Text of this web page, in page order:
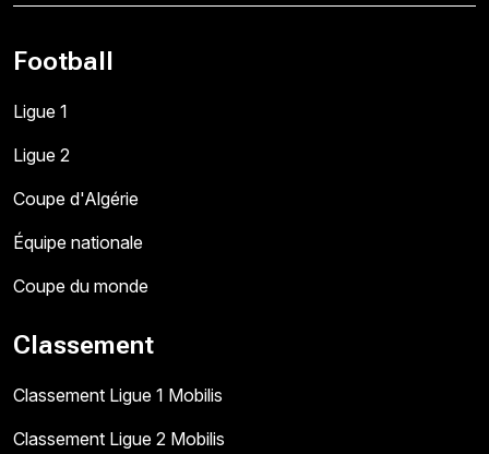
Football
Ligue 1
Ligue 2
Coupe d'Algérie
Équipe nationale
Coupe du monde
Classement
Classement Ligue 1 Mobilis
Classement Ligue 2 Mobilis